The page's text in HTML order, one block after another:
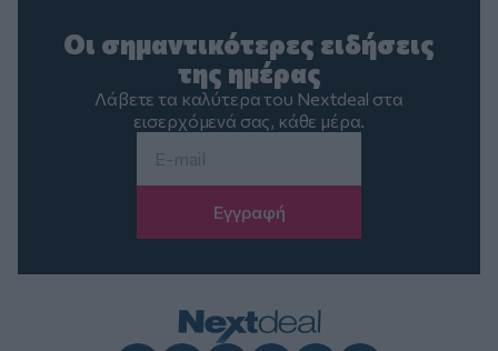
Οι σημαντικότερες ειδήσεις
της ημέρας
Λάβετε τα καλύτερα του Nextdeal στα
εισερχόμενά σας, κάθε μέρα.